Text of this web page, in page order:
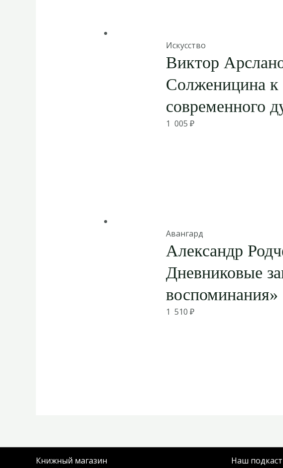
Искусство
Виктор
Солженицина к
современного
1 005₽
Авангард
Александр
Дневниковые
воспоминания»
1 510₽
Книжный магазин
Наш подкаст